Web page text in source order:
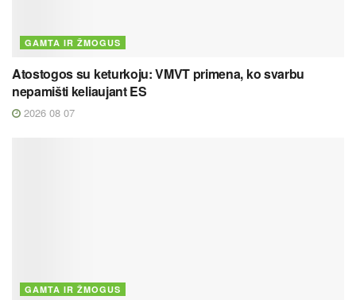
GAMTA IR ŽMOGUS
Atostogos su keturkoju: VMVT primena, ko svarbu
nepamišti keliaujant ES
2026 08 07
GAMTA IR ŽMOGUS